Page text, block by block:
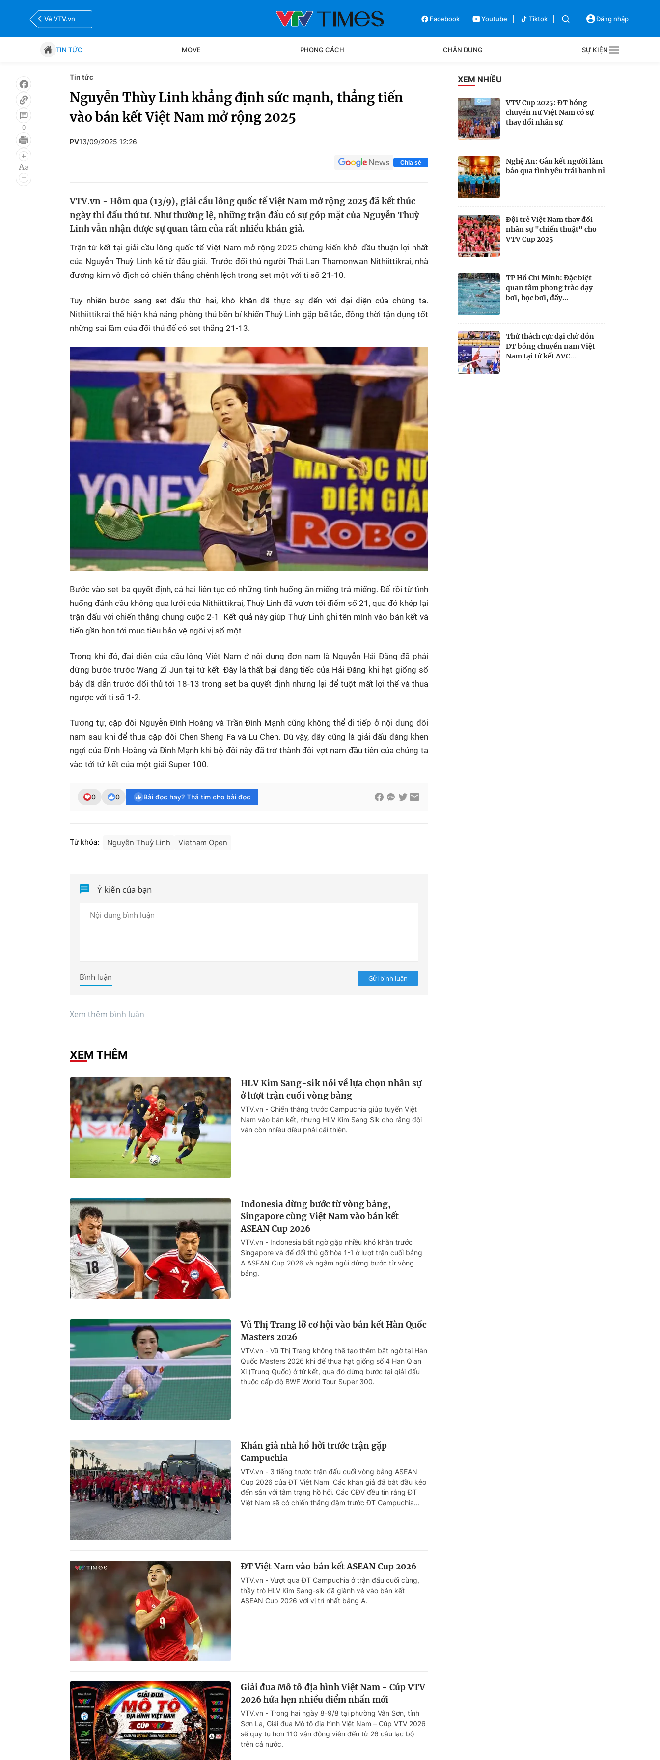
Về VTV.vn Facebook Youtube Tiktok Đăng nhập
TIN TỨC MOVE PHONG CÁCH CHÂN DUNG SỰ KIỆN
Tin tức
Bóng đá Thể thao Điện tử Các môn khác Bên lề
0
Tin tức
Nguyễn Thùy Linh khẳng định sức mạnh, thẳng tiến
vào bán kết Việt Nam mở rộng 2025
PV13/09/2025 12:26
Chia sẻ
VTV.vn - Hôm qua (13/9), giải cầu lông quốc tế Việt Nam mở rộng 2025 đã kết thúc
ngày thi đấu thứ tư. Như thường lệ, những trận đấu có sự góp mặt của Nguyễn Thuỳ
Linh vẫn nhận được sự quan tâm của rất nhiều khán giả.
Trận tứ kết tại giải cầu lông quốc tế Việt Nam mở rộng 2025 chứng kiến khởi đầu thuận lợi nhất
của Nguyễn Thuỳ Linh kể từ đầu giải. Trước đối thủ người Thái Lan Thamonwan Nithiittikrai, nhà
đương kim vô địch có chiến thắng chênh lệch trong set một với tỉ số 21-10.
Tuy nhiên bước sang set đấu thứ hai, khó khăn đã thực sự đến với đại diện của chúng ta.
Nithiittikrai thể hiện khả năng phòng thủ bền bỉ khiến Thuỳ Linh gặp bế tắc, đồng thời tận dụng tốt
những sai lầm của đối thủ để có set thắng 21-13.
Bước vào set ba quyết định, cả hai liên tục có những tình huống ăn miếng trả miếng. Để rồi từ tình
huống đánh cầu không qua lưới của Nithiittikrai, Thuỳ Linh đã vươn tới điểm số 21, qua đó khép lại
trận đấu với chiến thắng chung cuộc 2-1. Kết quả này giúp Thuỳ Linh ghi tên mình vào bán kết và
tiến gần hơn tới mục tiêu bảo vệ ngôi vị số một.
Trong khi đó, đại diện của cầu lông Việt Nam ở nội dung đơn nam là Nguyễn Hải Đăng đã phải
dừng bước trước Wang Zi Jun tại tứ kết. Đây là thất bại đáng tiếc của Hải Đăng khi hạt giống số
bảy đã dẫn trước đối thủ tới 18-13 trong set ba quyết định nhưng lại để tuột mất lợi thế và thua
ngược với tỉ số 1-2.
Tương tự, cặp đôi Nguyễn Đình Hoàng và Trần Đình Mạnh cũng không thể đi tiếp ở nội dung đôi
nam sau khi để thua cặp đôi Chen Sheng Fa và Lu Chen. Dù vậy, đây cũng là giải đấu đáng khen
ngợi của Đình Hoàng và Đình Mạnh khi bộ đôi này đã trở thành đôi vợt nam đầu tiên của chúng ta
vào tới tứ kết của một giải Super 100.
0 0 Bài đọc hay? Thả tim cho bài đọc
Từ khóa: Nguyễn Thuỳ Linh Vietnam Open
Ý kiến của bạn
Gửi bình luận
Bình luận
Xem thêm bình luận
XEM NHIỀU
VTV Cup 2025: ĐT bóng
chuyền nữ Việt Nam có sự
thay đổi nhân sự
Nghệ An: Gắn kết người làm
báo qua tình yêu trái banh nỉ
Đội trẻ Việt Nam thay đổi
nhân sự "chiến thuật" cho
VTV Cup 2025
TP Hồ Chí Minh: Đặc biệt
quan tâm phong trào dạy
bơi, học bơi, đẩy...
Thử thách cực đại chờ đón
ĐT bóng chuyền nam Việt
Nam tại tứ kết AVC...
XEM THÊM
HLV Kim Sang-sik nói về lựa chọn nhân sự
ở lượt trận cuối vòng bảng
VTV.vn - Chiến thắng trước Campuchia giúp tuyển Việt
Nam vào bán kết, nhưng HLV Kim Sang Sik cho rằng đội
vẫn còn nhiều điều phải cải thiện.
Indonesia dừng bước từ vòng bảng,
Singapore cùng Việt Nam vào bán kết
ASEAN Cup 2026
VTV.vn - Indonesia bất ngờ gặp nhiều khó khăn trước
Singapore và để đối thủ gỡ hòa 1-1 ở lượt trận cuối bảng
A ASEAN Cup 2026 và ngậm ngùi dừng bước từ vòng
bảng.
Vũ Thị Trang lỡ cơ hội vào bán kết Hàn Quốc
Masters 2026
VTV.vn - Vũ Thị Trang không thể tạo thêm bất ngờ tại Hàn
Quốc Masters 2026 khi để thua hạt giống số 4 Han Qian
Xi (Trung Quốc) ở tứ kết, qua đó dừng bước tại giải đấu
thuộc cấp độ BWF World Tour Super 300.
Khán giả nhà hồ hởi trước trận gặp
Campuchia
VTV.vn - 3 tiếng trước trận đấu cuối vòng bảng ASEAN
Cup 2026 của ĐT Việt Nam. Các khán giả đã bắt đầu kéo
đến sân với tâm trạng hồ hởi. Các CĐV đều tin rằng ĐT
Việt Nam sẽ có chiến thắng đậm trước ĐT Campuchia...
ĐT Việt Nam vào bán kết ASEAN Cup 2026
VTV.vn - Vượt qua ĐT Campuchia ở trận đấu cuối cùng,
thầy trò HLV Kim Sang-sik đã giành vé vào bán kết
ASEAN Cup 2026 với vị trí nhất bảng A.
Giải đua Mô tô địa hình Việt Nam - Cúp VTV
2026 hứa hẹn nhiều điểm nhấn mới
VTV.vn - Trong hai ngày 8-9/8 tại phường Vân Sơn, tỉnh
Sơn La, Giải đua Mô tô địa hình Việt Nam – Cúp VTV 2026
sẽ quy tụ hơn 110 vận động viên đến từ 26 câu lạc bộ
trên cả nước.